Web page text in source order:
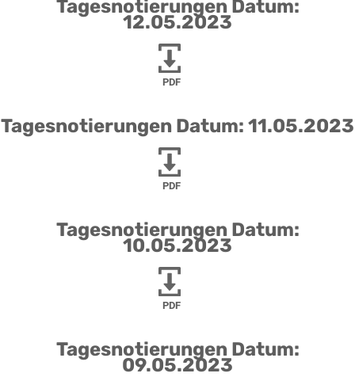
Tagesnotierungen Datum:
12.05.2023
PDF
Tagesnotierungen Datum: 11.05.2023
PDF
Tagesnotierungen Datum:
10.05.2023
PDF
Tagesnotierungen Datum:
09.05.2023